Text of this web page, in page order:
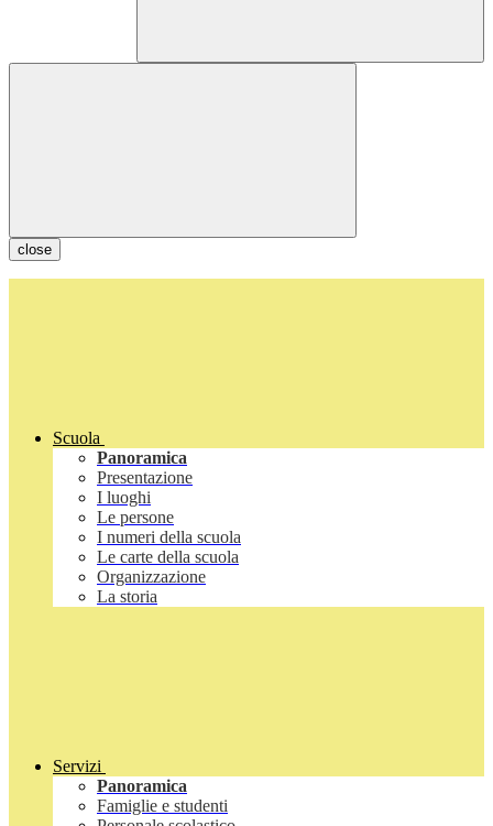
close
Scuola
Panoramica
Presentazione
I luoghi
Le persone
I numeri della scuola
Le carte della scuola
Organizzazione
La storia
Servizi
Panoramica
Famiglie e studenti